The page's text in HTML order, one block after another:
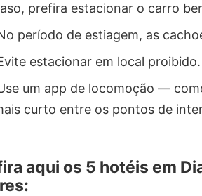
prefira estacionar o carro
período de estiagem, as
estacionar em local
um app de locomoção —
curto entre os pontos de
aqui os 5 hotéis em